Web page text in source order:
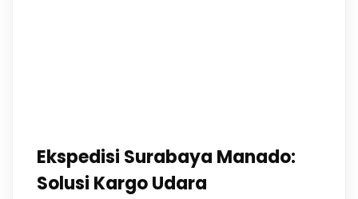
Ekspedisi Surabaya Manado:
Solusi Kargo Udara